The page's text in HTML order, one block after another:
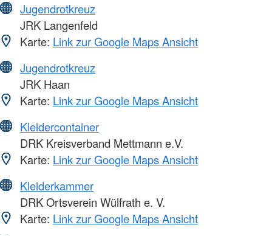
Jugendrotkreuz
JRK Langenfeld
Karte: Link zur Google Maps Ansicht
Jugendrotkreuz
JRK Haan
Karte: Link zur Google Maps Ansicht
Kleidercontainer
DRK Kreisverband Mettmann e.V.
Karte: Link zur Google Maps Ansicht
Kleiderkammer
DRK Ortsverein Wülfrath e. V.
Karte: Link zur Google Maps Ansicht